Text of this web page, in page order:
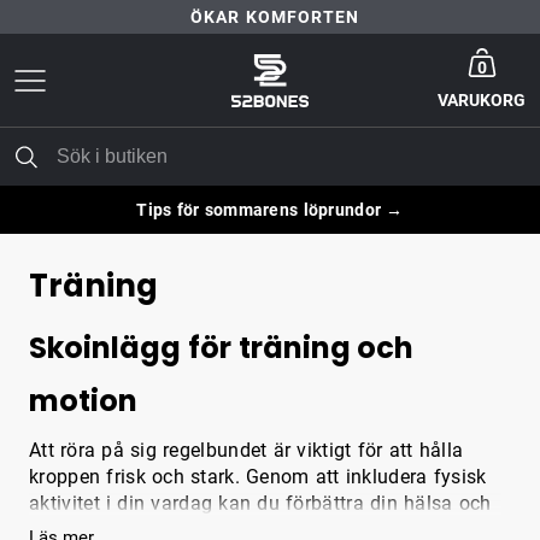
ÖKAR KOMFORTEN
30 DAGARS NÖJD-KUND-GARANTI
0
VARUKORG
Tips för sommarens löprundor →
Träning
Skoinlägg för träning och
motion
Att röra på sig regelbundet är viktigt för att hålla
kroppen frisk och stark. Genom att inkludera fysisk
aktivitet i din vardag kan du förbättra din hälsa och
välmående på många sätt.